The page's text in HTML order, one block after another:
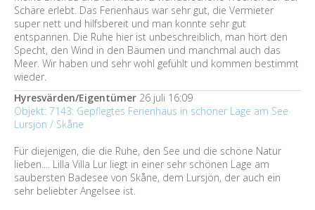
Schäre erlebt. Das Ferienhaus war sehr gut, die Vermieter
super nett und hilfsbereit und man konnte sehr gut
entspannen. Die Ruhe hier ist unbeschreiblich, man hört den
Specht, den Wind in den Bäumen und manchmal auch das
Meer. Wir haben und sehr wohl gefühlt und kommen bestimmt
wieder.
Hyresvärden/Eigentümer 26 juli 16:09
Objekt: 7143: Gepflegtes Ferienhaus in schöner Lage am See
Lursjön / Skåne
Für diejenigen, die die Ruhe, den See und die schöne Natur
lieben.... Lilla Villa Lur liegt in einer sehr schönen Lage am
saubersten Badesee von Skåne, dem Lursjön, der auch ein
sehr beliebter Angelsee ist.